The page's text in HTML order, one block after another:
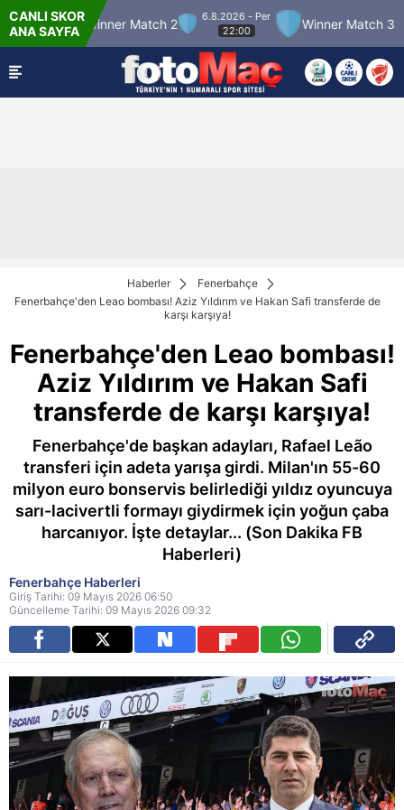
CANLI SKOR
ANA SAYFA
Winner Match 2
6.8.2026 - Per
22:00
Winner Match 3
Haberler
Fenerbahçe
Fenerbahçe'den Leao bombası! Aziz Yıldırım ve Hakan Safi transferde de
karşı karşıya!
Fenerbahçe'den Leao bombası!
Aziz Yıldırım ve Hakan Safi
transferde de karşı karşıya!
Fenerbahçe'de başkan adayları, Rafael Leão
transferi için adeta yarışa girdi. Milan'ın 55-60
milyon euro bonservis belirlediği yıldız oyuncuya
sarı-lacivertli formayı giydirmek için yoğun çaba
harcanıyor. İşte detaylar... (Son Dakika FB
Haberleri)
Fenerbahçe Haberleri
Giriş Tarihi: 09 Mayıs 2026 06:50
Güncelleme Tarihi: 09 Mayıs 2026 09:32